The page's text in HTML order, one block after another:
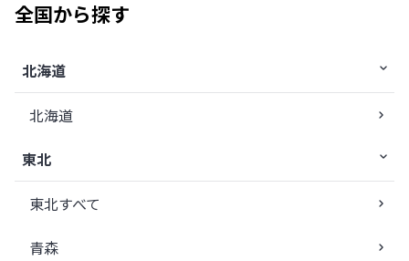
全国から探す
北海道
北海道
東北
東北すべて
青森